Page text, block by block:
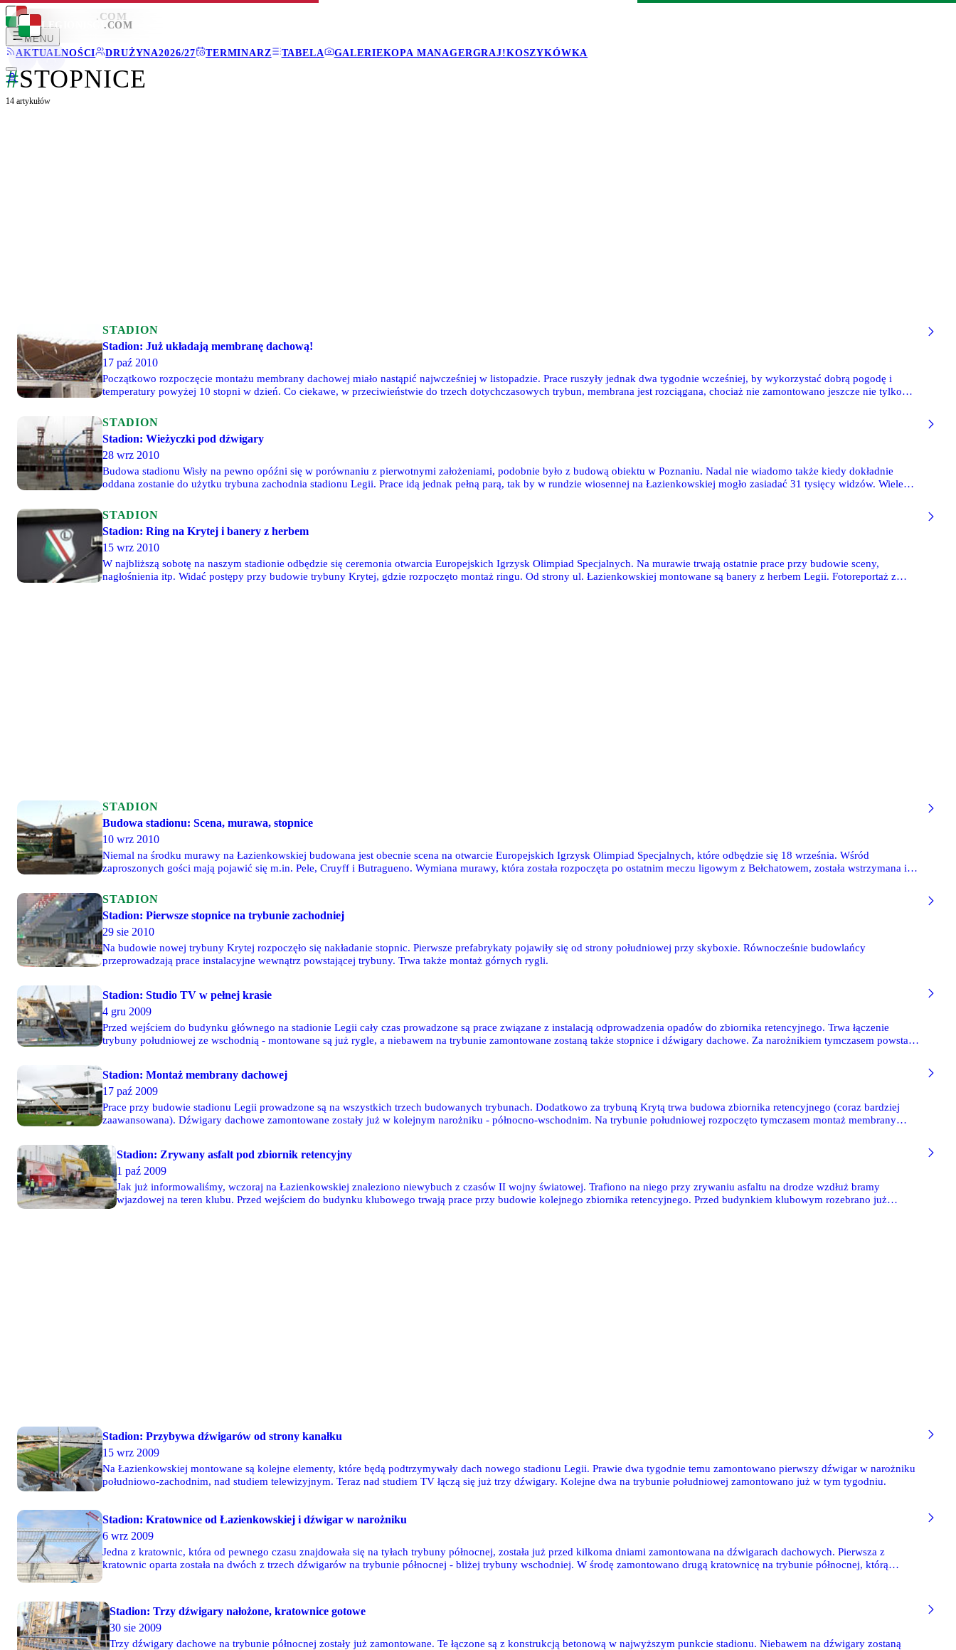
LEGIONISCI .COM
MENU
AKTUALNOŚCI
DRUŻYNA2026/27 TERMINARZ TABELA GALERIEKOPA MANAGERGRAJ!KOSZYKÓWKA
LEGIONISCI .COM
#STOPNICE
14 artykułów
STADION
Stadion: Już układają membranę dachową!
17 paź 2010
Początkowo rozpoczęcie montażu membrany dachowej miało nastąpić najwcześniej w listopadzie. Prace ruszyły jednak dwa tygodnie wcześniej, by wykorzystać dobrą pogodę i
temperatury powyżej 10 stopni w dzień. Co ciekawe, w przeciwieństwie do trzech dotychczasowych trybun, membrana jest rozciągana, chociaż nie zamontowano jeszcze nie tylko
STADION
Stadion: Wieżyczki pod dźwigary
28 wrz 2010
Budowa stadionu Wisły na pewno opóźni się w porównaniu z pierwotnymi założeniami, podobnie było z budową obiektu w Poznaniu. Nadal nie wiadomo także kiedy dokładnie
oddana zostanie do użytku trybuna zachodnia stadionu Legii. Prace idą jednak pełną parą, tak by w rundzie wiosennej na Łazienkowskiej mogło zasiadać 31 tysięcy widzów. Wiele
STADION
Stadion: Ring na Krytej i banery z herbem
15 wrz 2010
W najbliższą sobotę na naszym stadionie odbędzie się ceremonia otwarcia Europejskich Igrzysk Olimpiad Specjalnych. Na murawie trwają ostatnie prace przy budowie sceny,
nagłośnienia itp. Widać postępy przy budowie trybuny Krytej, gdzie rozpoczęto montaż ringu. Od strony ul. Łazienkowskiej montowane są banery z herbem Legii. Fotoreportaż z
STADION
Budowa stadionu: Scena, murawa, stopnice
10 wrz 2010
Niemal na środku murawy na Łazienkowskiej budowana jest obecnie scena na otwarcie Europejskich Igrzysk Olimpiad Specjalnych, które odbędzie się 18 września. Wśród
zaproszonych gości mają pojawić się m.in. Pele, Cruyff i Butragueno. Wymiana murawy, która została rozpoczęta po ostatnim meczu ligowym z Bełchatowem, została wstrzymana i
STADION
Stadion: Pierwsze stopnice na trybunie zachodniej
29 sie 2010
Na budowie nowej trybuny Krytej rozpoczęło się nakładanie stopnic. Pierwsze prefabrykaty pojawiły się od strony południowej przy skyboxie. Równocześnie budowlańcy
przeprowadzają prace instalacyjne wewnątrz powstającej trybuny. Trwa także montaż górnych rygli.
Stadion: Studio TV w pełnej krasie
4 gru 2009
Przed wejściem do budynku głównego na stadionie Legii cały czas prowadzone są prace związane z instalacją odprowadzenia opadów do zbiornika retencyjnego. Trwa łączenie
trybuny południowej ze wschodnią - montowane są już rygle, a niebawem na trybunie zamontowane zostaną także stopnice i dźwigary dachowe. Za narożnikiem tymczasem powstają
Stadion: Montaż membrany dachowej
17 paź 2009
Prace przy budowie stadionu Legii prowadzone są na wszystkich trzech budowanych trybunach. Dodatkowo za trybuną Krytą trwa budowa zbiornika retencyjnego (coraz bardziej
zaawansowana). Dźwigary dachowe zamontowane zostały już w kolejnym narożniku - północno-wschodnim. Na trybunie południowej rozpoczęto tymczasem montaż membrany
Stadion: Zrywany asfalt pod zbiornik retencyjny
1 paź 2009
Jak już informowaliśmy, wczoraj na Łazienkowskiej znaleziono niewybuch z czasów II wojny światowej. Trafiono na niego przy zrywaniu asfaltu na drodze wzdłuż bramy
wjazdowej na teren klubu. Przed wejściem do budynku klubowego trwają prace przy budowie kolejnego zbiornika retencyjnego. Przed budynkiem klubowym rozebrano już
Stadion: Przybywa dźwigarów od strony kanałku
15 wrz 2009
Na Łazienkowskiej montowane są kolejne elementy, które będą podtrzymywały dach nowego stadionu Legii. Prawie dwa tygodnie temu zamontowano pierwszy dźwigar w narożniku
południowo-zachodnim, nad studiem telewizyjnym. Teraz nad studiem TV łączą się już trzy dźwigary. Kolejne dwa na trybunie południowej zamontowano już w tym tygodniu.
Stadion: Kratownice od Łazienkowskiej i dźwigar w narożniku
6 wrz 2009
Jedna z kratownic, która od pewnego czasu znajdowała się na tyłach trybuny północnej, została już przed kilkoma dniami zamontowana na dźwigarach dachowych. Pierwsza z
kratownic oparta została na dwóch z trzech dźwigarów na trybunie północnej - bliżej trybuny wschodniej. W środę zamontowano drugą kratownicę na trybunie północnej, którą
Stadion: Trzy dźwigary nałożone, kratownice gotowe
30 sie 2009
Trzy dźwigary dachowe na trybunie północnej zostały już zamontowane. Te łączone są z konstrukcją betonową w najwyższym punkcie stadionu. Niebawem na dźwigary zostaną